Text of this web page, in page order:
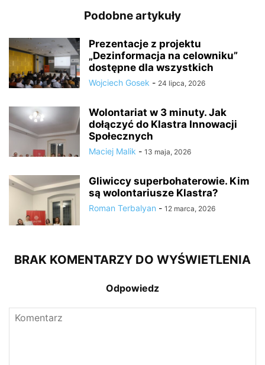
Podobne artykuły
Prezentacje z projektu
„Dezinformacja na celowniku”
dostępne dla wszystkich
Wojciech Gosek - 24 lipca, 2026
Wolontariat w 3 minuty. Jak
dołączyć do Klastra Innowacji
Społecznych
Maciej Malik - 13 maja, 2026
Gliwiccy superbohaterowie. Kim
są wolontariusze Klastra?
Roman Terbalyan - 12 marca, 2026
BRAK KOMENTARZY DO WYŚWIETLENIA
Odpowiedz